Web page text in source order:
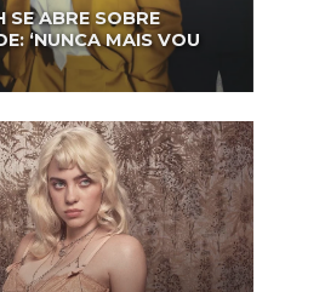
SE ABRE SOBRE
‘NUNCA MAIS VOU